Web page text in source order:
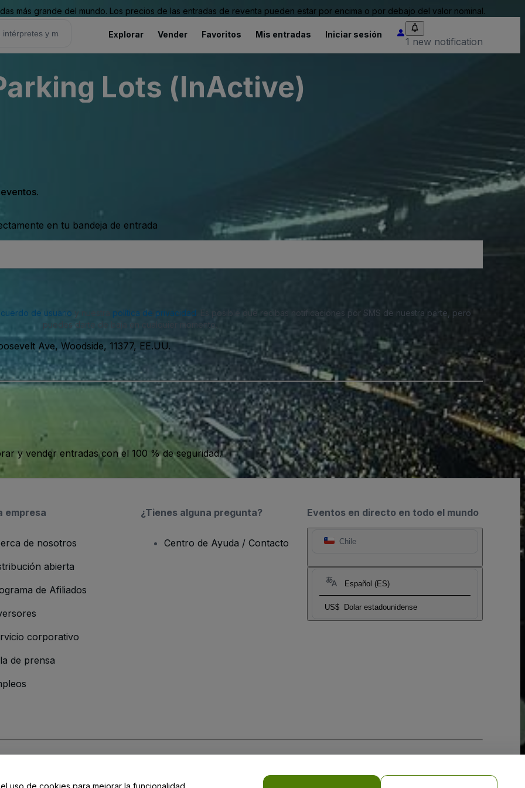
más grande del mundo. Los precios de las entradas de reventa pueden estar por encima o por debajo del valor nominal.
Explorar Vender Favoritos Mis entradas Iniciar sesión
1 new notification
Lots (InActive)
en tu bandeja de entrada
de usuario política de privacidad . Es posible que recibas notificaciones por SMS de nuestra parte, pero
puedes darte de baja en cualquier momento.
Ave, Woodside, 11377, EE.UU.
y vender entradas con el 100 % de seguridad.
Eventos en directo en todo el mundo
Chile
Español (ES)
US$ Dolar estadounidense
empresa
de nosotros
abierta
de Afiliados
corporativo
de prensa
¿Tienes alguna pregunta?
Centro de Ayuda / Contacto
y de laPolítica de Privacidad para Móviles
uso de cookies para mejorar la funcionalidad